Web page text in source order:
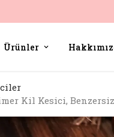
Ürünler
Kil Kesici,